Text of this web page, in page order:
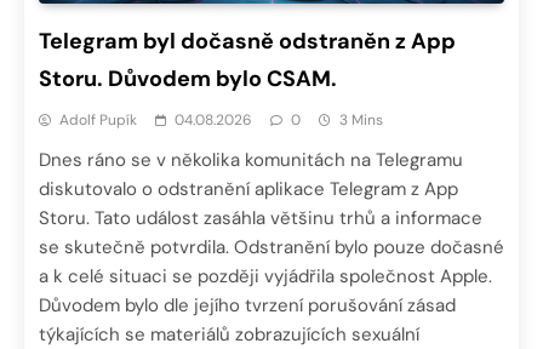
Telegram byl dočasně odstraněn z App
Storu. Důvodem bylo CSAM.
Adolf Pupík 04.08.2026 0 3 Mins
Dnes ráno se v několika komunitách na Telegramu
diskutovalo o odstranění aplikace Telegram z App
Storu. Tato událost zasáhla většinu trhů a informace
se skutečně potvrdila. Odstranění bylo pouze dočasné
a k celé situaci se později vyjádřila společnost Apple.
Důvodem bylo dle jejího tvrzení porušování zásad
týkajících se materiálů zobrazujících sexuální